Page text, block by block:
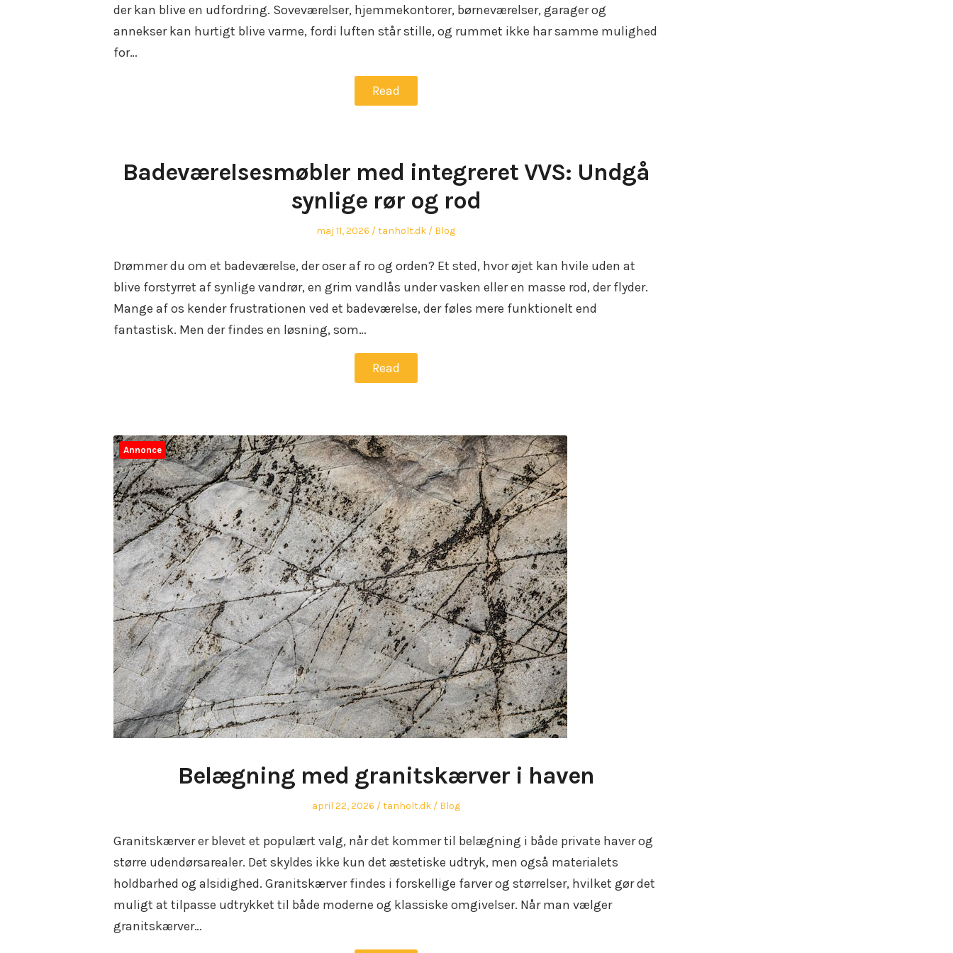
der kan blive en udfordring. Soveværelser, hjemmekontorer, børneværelser, garager og
annekser kan hurtigt blive varme, fordi luften står stille, og rummet ikke har samme mulighed
for…
Read
Badeværelsesmøbler med integreret VVS: Undgå
synlige rør og rod
Posted
maj 11, 2026 Author
tanholt.dk
Posted
Blog
Drømmer du om et badeværelse, der oser af ro og orden? Et sted, hvor øjet kan hvile uden at
blive forstyrret af synlige vandrør, en grim vandlås under vasken eller en masse rod, der flyder.
Mange af os kender frustrationen ved et badeværelse, der føles mere funktionelt end
fantastisk. Men der findes en løsning, som…
Read
Annonce
Belægning med granitskærver i haven
Posted
april 22, 2026 Author
tanholt.dk
Posted
Blog
Granitskærver er blevet et populært valg, når det kommer til belægning i både private haver og
større udendørsarealer. Det skyldes ikke kun det æstetiske udtryk, men også materialets
holdbarhed og alsidighed. Granitskærver findes i forskellige farver og størrelser, hvilket gør det
muligt at tilpasse udtrykket til både moderne og klassiske omgivelser. Når man vælger
granitskærver…